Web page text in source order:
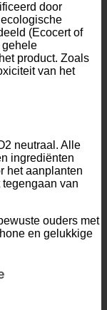
door
(Ecocert of
gehele
product. Zoals
van het
neutraal. Alle
ingrediënten
het aanplanten
van
ouders met
en gelukkige